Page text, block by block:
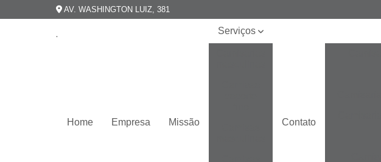
AV. WASHINGTON LUIZ, 381
Home Empresa Missão
Serviços
Contato